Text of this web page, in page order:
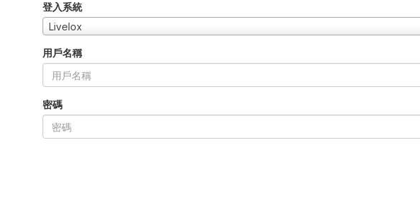
登入系統
Livelox
用戶名稱
密碼